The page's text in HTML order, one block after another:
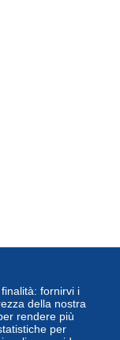
fornirvi i
della nostra
rendere più
per